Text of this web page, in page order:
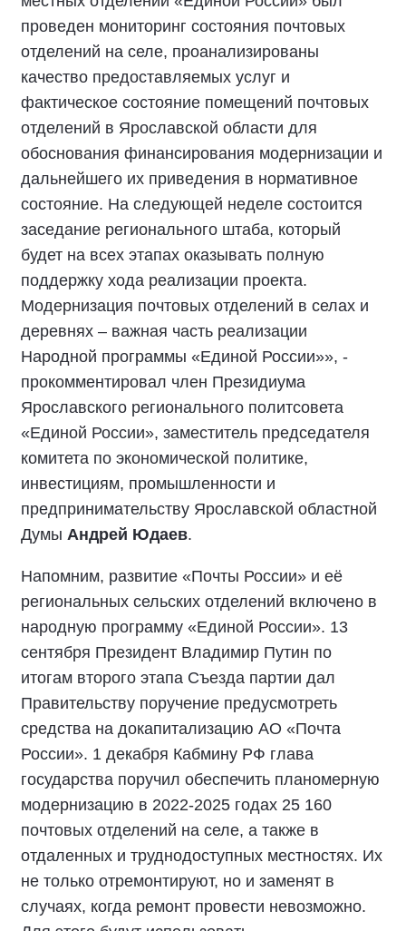
проведен мониторинг состояния почтовых
отделений на селе, проанализированы
качество предоставляемых услуг и
фактическое состояние помещений почтовых
отделений в Ярославской области для
обоснования финансирования модернизации и
дальнейшего их приведения в нормативное
состояние. На следующей неделе состоится
заседание регионального штаба, который
будет на всех этапах оказывать полную
поддержку хода реализации проекта.
Модернизация почтовых отделений в селах и
деревнях – важная часть реализации
Народной программы «Единой России»», -
прокомментировал член Президиума
Ярославского регионального политсовета
«Единой России», заместитель председателя
комитета по экономической политике,
инвестициям, промышленности и
предпринимательству Ярославской областной
Думы Андрей Юдаев.
Напомним, развитие «Почты России» и её
региональных сельских отделений включено в
народную программу «Единой России». 13
сентября Президент Владимир Путин по
итогам второго этапа Съезда партии дал
Правительству поручение предусмотреть
средства на докапитализацию АО «Почта
России». 1 декабря Кабмину РФ глава
государства поручил обеспечить планомерную
модернизацию в 2022-2025 годах 25 160
почтовых отделений на селе, а также в
отдаленных и труднодоступных местностях. Их
не только отремонтируют, но и заменят в
случаях, когда ремонт провести невозможно.